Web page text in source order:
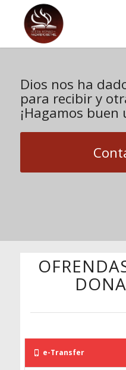
Dios nos ha
para recibir y
¡Hagamos buen
e-Transfer